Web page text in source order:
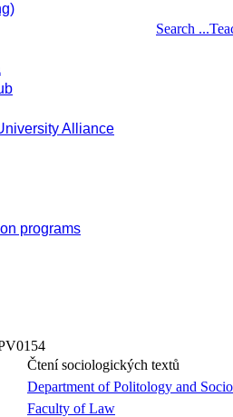
Alliance
programs
Search ...
Čtení sociologických textů
Department of Politology and
Faculty of Law